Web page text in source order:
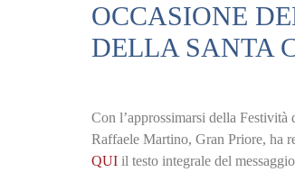
OCCASIONE
DELLA SANTA
Con l’approssimarsi della
Raffaele Martino, Gran Priore, ha
QUIil testo integrale del